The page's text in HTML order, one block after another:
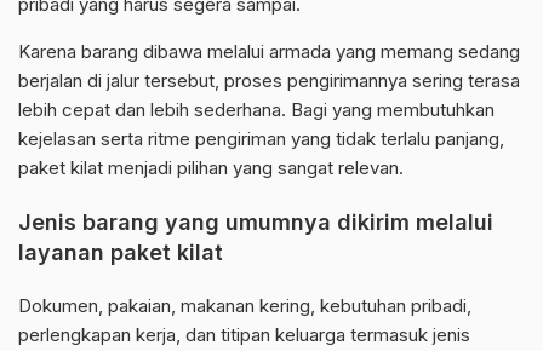
pribadi yang harus segera sampai.
Karena barang dibawa melalui armada yang memang sedang
berjalan di jalur tersebut, proses pengirimannya sering terasa
lebih cepat dan lebih sederhana. Bagi yang membutuhkan
kejelasan serta ritme pengiriman yang tidak terlalu panjang,
paket kilat menjadi pilihan yang sangat relevan.
Jenis barang yang umumnya dikirim melalui
layanan paket kilat
Dokumen, pakaian, makanan kering, kebutuhan pribadi,
perlengkapan kerja, dan titipan keluarga termasuk jenis